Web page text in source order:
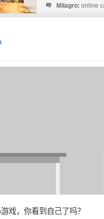
Milagro: online
戏，你看到自己了吗？